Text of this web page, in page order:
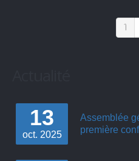
1
13
oct. 2025
Assemblée
première